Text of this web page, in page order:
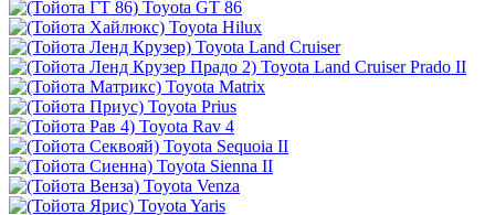
Toyota GT 86
Toyota Hilux
Toyota Land Cruiser
Toyota Land Cruiser Prado II
Toyota Matrix
Toyota Prius
Toyota Rav 4
Toyota Sequoia II
Toyota Sienna II
Toyota Venza
Toyota Yaris